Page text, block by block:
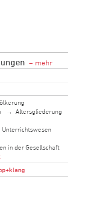
Altersgliederung
Unterrichtswesen
in der Gesellschaft